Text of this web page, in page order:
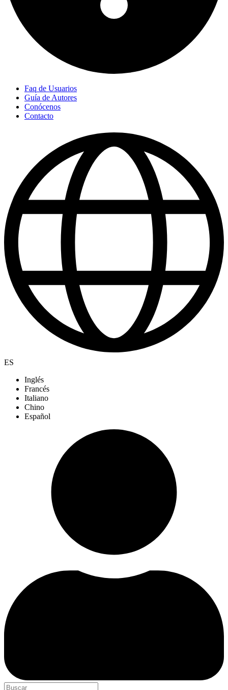
Faq de Usuarios
Guía de Autores
Conócenos
Contacto
ES
Inglés
Francés
Italiano
Chino
Español